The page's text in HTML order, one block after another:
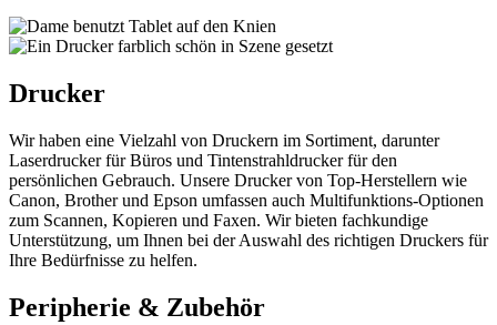
Drucker
Wir haben eine Vielzahl von Druckern im Sortiment, darunter
Laserdrucker für Büros und Tintenstrahldrucker für den
persönlichen Gebrauch. Unsere Drucker von Top-Herstellern wie
Canon, Brother und Epson umfassen auch Multifunktions-Optionen
zum Scannen, Kopieren und Faxen. Wir bieten fachkundige
Unterstützung, um Ihnen bei der Auswahl des richtigen Druckers für
Ihre Bedürfnisse zu helfen.
Peripherie & Zubehör